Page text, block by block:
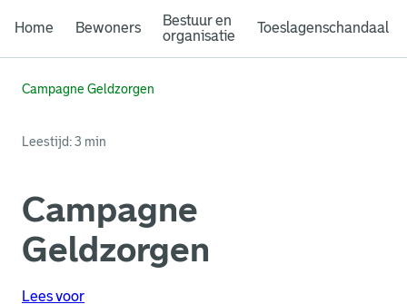
Home Bewoners
Bestuur en
organisatie
Toeslagenschandaal
Campagne Geldzorgen
Leestijd: 3 min
Campagne
Geldzorgen
Lees voor